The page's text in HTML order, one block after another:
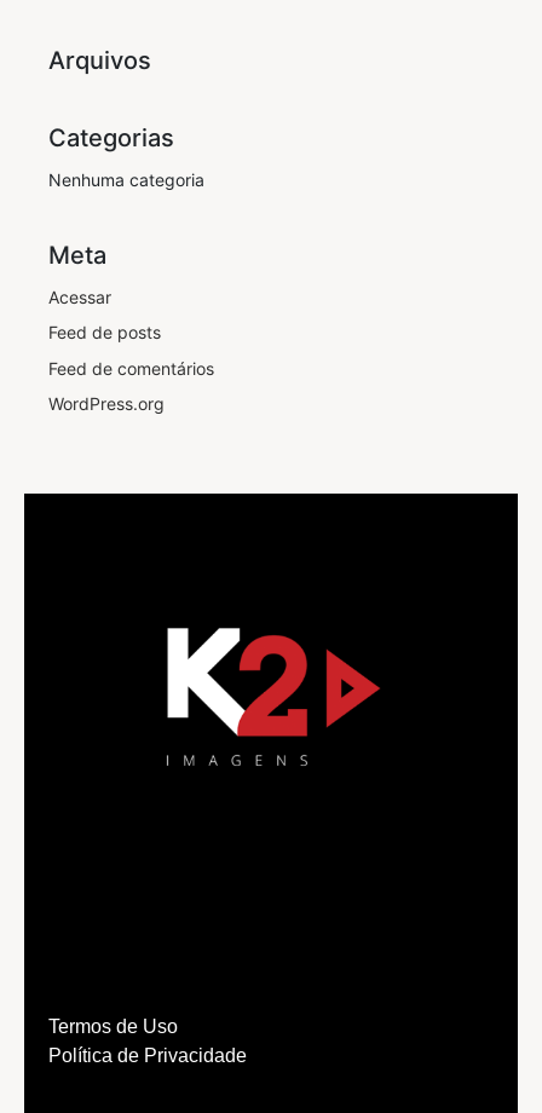
Arquivos
Categorias
Nenhuma categoria
Meta
Acessar
Feed de posts
Feed de comentários
WordPress.org
Termos de Uso
Política de Privacidade